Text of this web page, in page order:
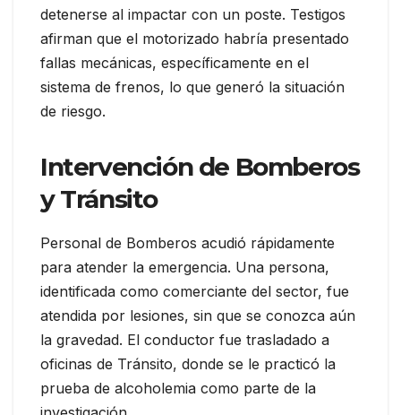
detenerse al impactar con un poste. Testigos
afirman que el motorizado habría presentado
fallas mecánicas, específicamente en el
sistema de frenos, lo que generó la situación
de riesgo.
Intervención de Bomberos
y Tránsito
Personal de Bomberos acudió rápidamente
para atender la emergencia. Una persona,
identificada como comerciante del sector, fue
atendida por lesiones, sin que se conozca aún
la gravedad. El conductor fue trasladado a
oficinas de Tránsito, donde se le practicó la
prueba de alcoholemia como parte de la